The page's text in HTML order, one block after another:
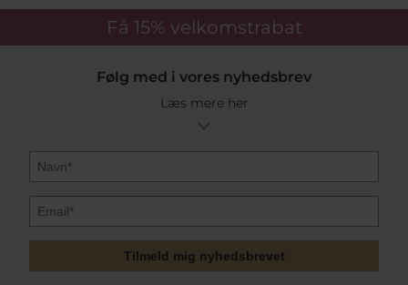
Få 15% velkomstrabat
Følg med i vores nyhedsbrev
Læs mere her
Tilmeld mig nyhedsbrevet